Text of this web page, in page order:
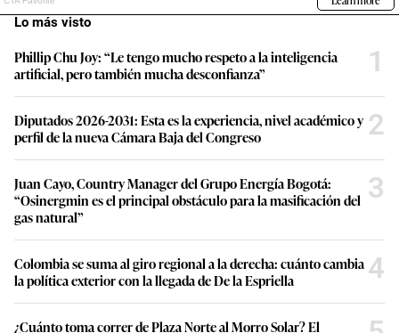
Lo más visto
Phillip Chu Joy: “Le tengo mucho respeto a la inteligencia
artificial, pero también mucha desconfianza”
1
Diputados 2026-2031: Esta es la experiencia, nivel académico y
perfil de la nueva Cámara Baja del Congreso
2
Juan Cayo, Country Manager del Grupo Energía Bogotá:
“Osinergmin es el principal obstáculo para la masificación del
gas natural”
3
Colombia se suma al giro regional a la derecha: cuánto cambia
la política exterior con la llegada de De la Espriella
4
¿Cuánto toma correr de Plaza Norte al Morro Solar? El